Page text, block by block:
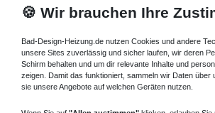
🍪 Wir brauchen Ihre
Bad-Design-Heizung.de nutzen Cookies und andere
unsere Sites zuverlässig und sicher laufen, wir deren
Schirm behalten und um dir relevante Inhalte und
zeigen. Damit das funktioniert, sammeln wir Daten über
sie unsere Angebote auf welchen Geräten nutzen.